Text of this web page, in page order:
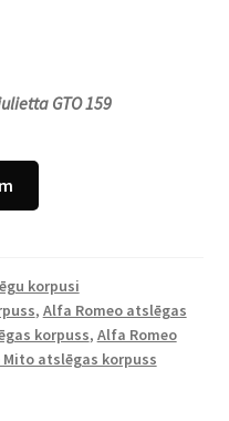
GTO 159
korpusi
, Alfa Romeo atslēgas
korpuss, Alfa Romeo
Mito atslēgas korpuss